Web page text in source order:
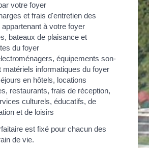
votre foyer
et frais d'entretien des
à votre foyer
bateaux de plaisance et
du foyer
équipements son-
matériels informatiques du foyer
en hôtels, locations
restaurants, frais de réception,
culturels, éducatifs, de
et de loisirs
est fixé pour chacun des
de vie.